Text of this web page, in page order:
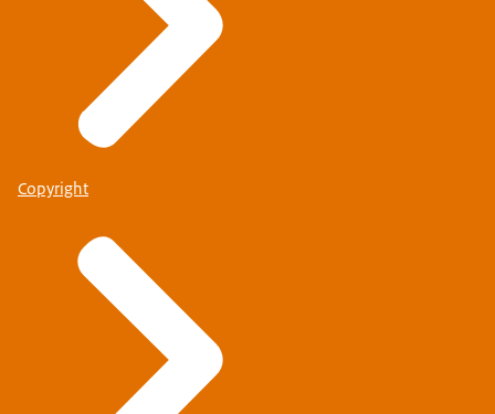
Copyright